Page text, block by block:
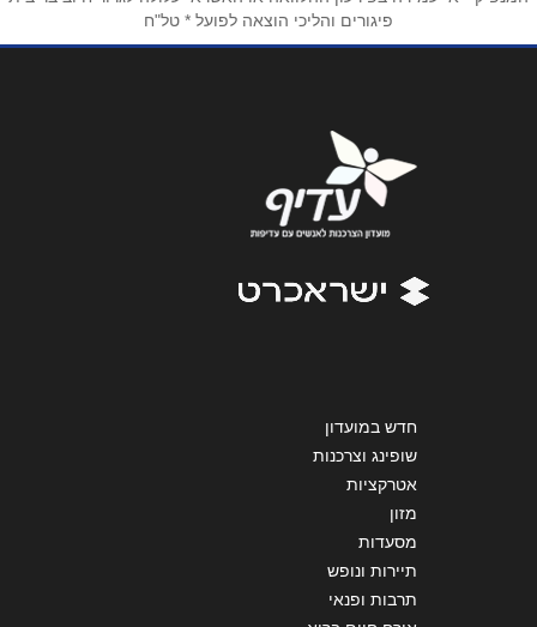
אנא חזרו אלי בקשר ל...
פיגורים והליכי הוצאה לפועל * טל"ח
חדש במועדון
שופינג וצרכנות
אטרקציות
מזון
מסעדות
תיירות ונופש
תרבות ופנאי